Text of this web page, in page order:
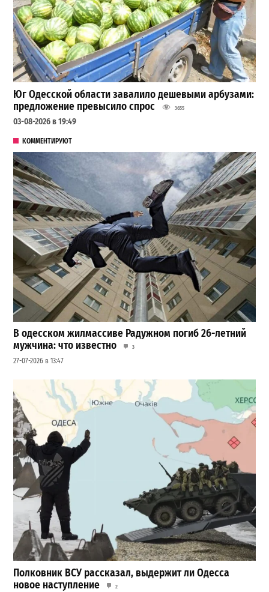
Юг Одесской области завалило дешевыми арбузами:
предложение превысило спрос
3655
03-08-2026 в 19:49
КОММЕНТИРУЮТ
В одесском жилмассиве Радужном погиб 26-летний
мужчина: что известно
3
27-07-2026 в 13:47
Полковник ВСУ рассказал, выдержит ли Одесса
новое наступление
2